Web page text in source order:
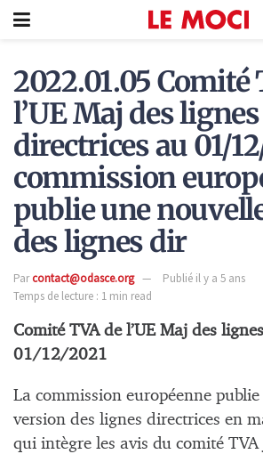
2022.01.05 Comité
l’UE Maj des lignes
directrices au 01/
commission
publie une
des lignes dir
Parcontact@odasce.org
Publié il y a 5 ans
Temps de lecture : 1 min read
Comité TVA de l’UE Maj des
01/12/2021
La commission européenne
version des lignes directrices en
qui intègre les avis du comité TVA